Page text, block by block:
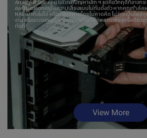
Attached Storage) ไม่ใช่แค่ปัญหาเล็ก ๆ แต่คือวิกฤติที่อาจก
องค์กรอาจตกอยู่ในความเสี่ยงแบบไม่ทันตั้งตัว หากคุณกำลัง
NAS เข้าถึงไม่ได้ หรือข้อมูลหายโดยไม่คาดคิด ไม่ว่าจะเป็นไฟ
งาน หรือระบบงานทั้งหมด การแก้ไขที่ผิดพลาดเพียงครั้งเดียว
ทันที!
View More